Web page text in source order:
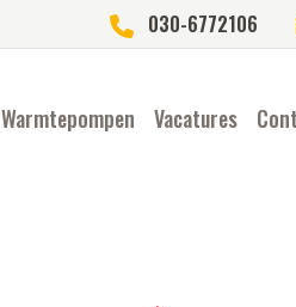
030-6772106
Warmtepompen Vacatures